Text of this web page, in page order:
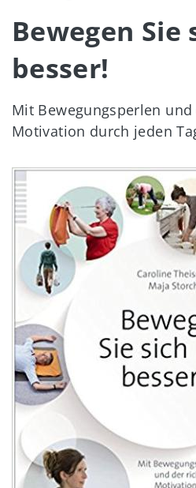
Bewegen Sie
besser!
Mit Bewegungsperlen
Motivation durch jeden
Image